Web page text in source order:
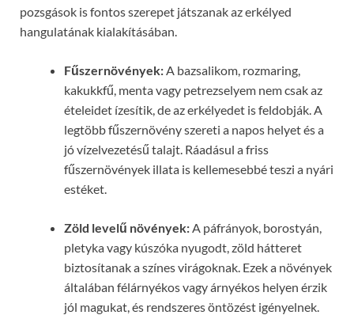
pozsgások is fontos szerepet játszanak az erkélyed
hangulatának kialakításában.
Fűszernövények:A bazsalikom, rozmaring,
kakukkfű, menta vagy petrezselyem nem csak az
ételeidet ízesítik, de az erkélyedet is feldobják. A
legtöbb fűszernövény szereti a napos helyet és a
jó vízelvezetésű talajt. Ráadásul a friss
fűszernövények illata is kellemesebbé teszi a nyári
estéket.
Zöld levelű növények:A páfrányok, borostyán,
pletyka vagy kúszóka nyugodt, zöld hátteret
biztosítanak a színes virágoknak. Ezek a növények
általában félárnyékos vagy árnyékos helyen érzik
jól magukat, és rendszeres öntözést igényelnek.